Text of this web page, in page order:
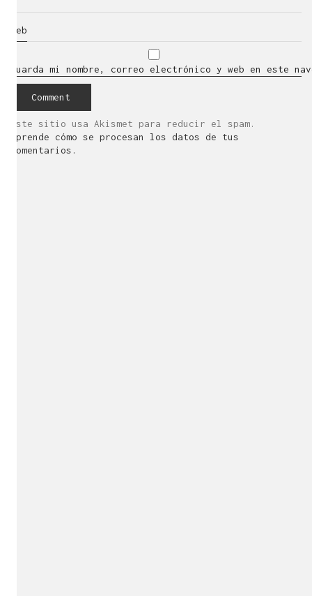
Web
Guarda mi nombre, correo electrónico y web en este
Este sitio usa Akismet para reducir el spam.
Aprende cómo se procesan los datos de tus
comentarios.